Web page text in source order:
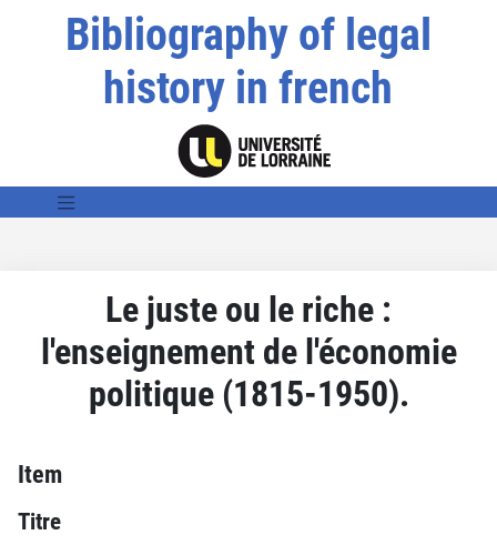
Bibliography of legal
history in french
Le juste ou le riche :
l'enseignement de l'économie
politique (1815-1950).
Item
Titre